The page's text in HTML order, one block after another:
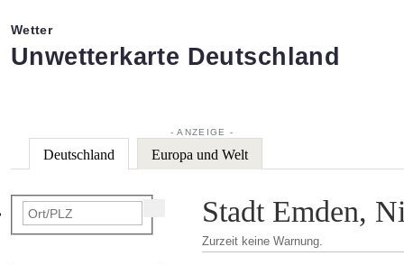
Wetter
:
Unwetterkarte Deutschland
Deutschland Europa und Welt
Stadt Emden,
Zurzeit keine Warnung.